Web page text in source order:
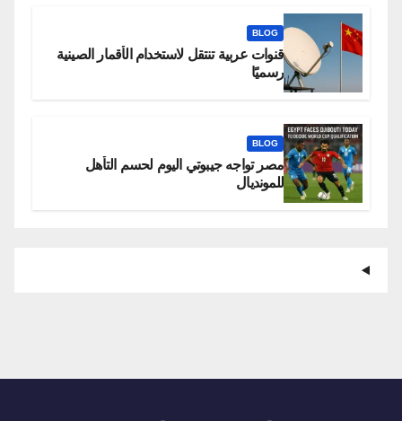
BLOG
قنوات عربية تنتقل لاستخدام الأقمار الصينية
رسميًا
BLOG
مصر تواجه جيبوتي اليوم لحسم التأهل
للمونديال